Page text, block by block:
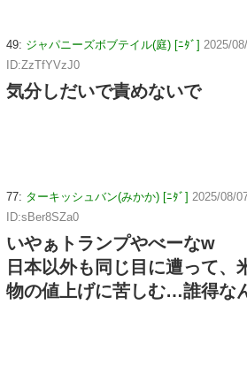
49: ジャパニーズボブテイル(庭) [ﾆﾀﾞ] 2025/
ID:ZzTfYVzJ0
気分しだいで責めないで
77: ターキッシュバン(みかか) [ﾆﾀﾞ] 2025/08/
ID:sBer8SZa0
いやぁトランプやべーなw
日本以外も同じ目に遭って、
物の値上げに苦しむ…誰得な